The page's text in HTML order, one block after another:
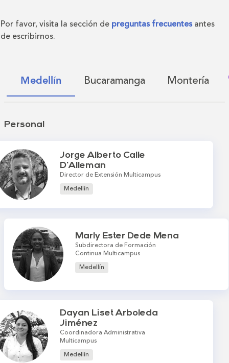
Por favor, visita la sección de preguntas frecuentes antes
de escribirnos.
Medellín Bucaramanga Montería
Personal
Jorge Alberto Calle
D'Alleman
Director de Extensión Multicampus
Medellín
Marly Ester Dede Mena
Subdirectora de Formación
Continua Multicampus
Medellín
Dayan Liset Arboleda
Jiménez
Coordinadora Administrativa
Multicampus
Medellín